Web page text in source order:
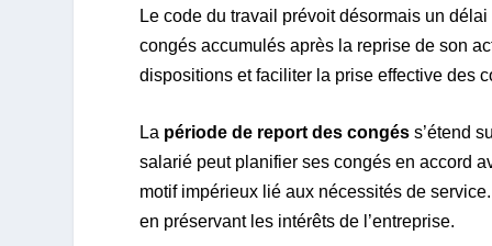
Le code du travail prévoit désormais un
congés accumulés après la reprise de son
dispositions et faciliter la prise effective des
La période de report des congés s’étend
salarié peut planifier ses congés en accord
motif impérieux lié aux nécessités de
en préservant les intérêts de l’entreprise.